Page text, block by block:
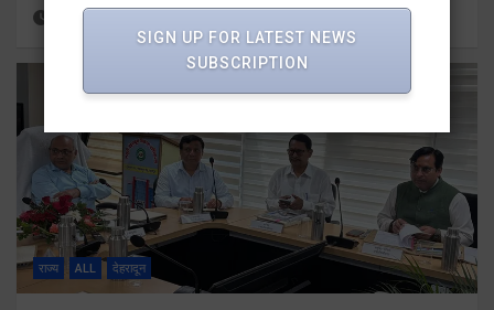
14 hours ago
राज्य ALL देहरादून
SIGN UP FOR LATEST NEWS
SUBSCRIPTION